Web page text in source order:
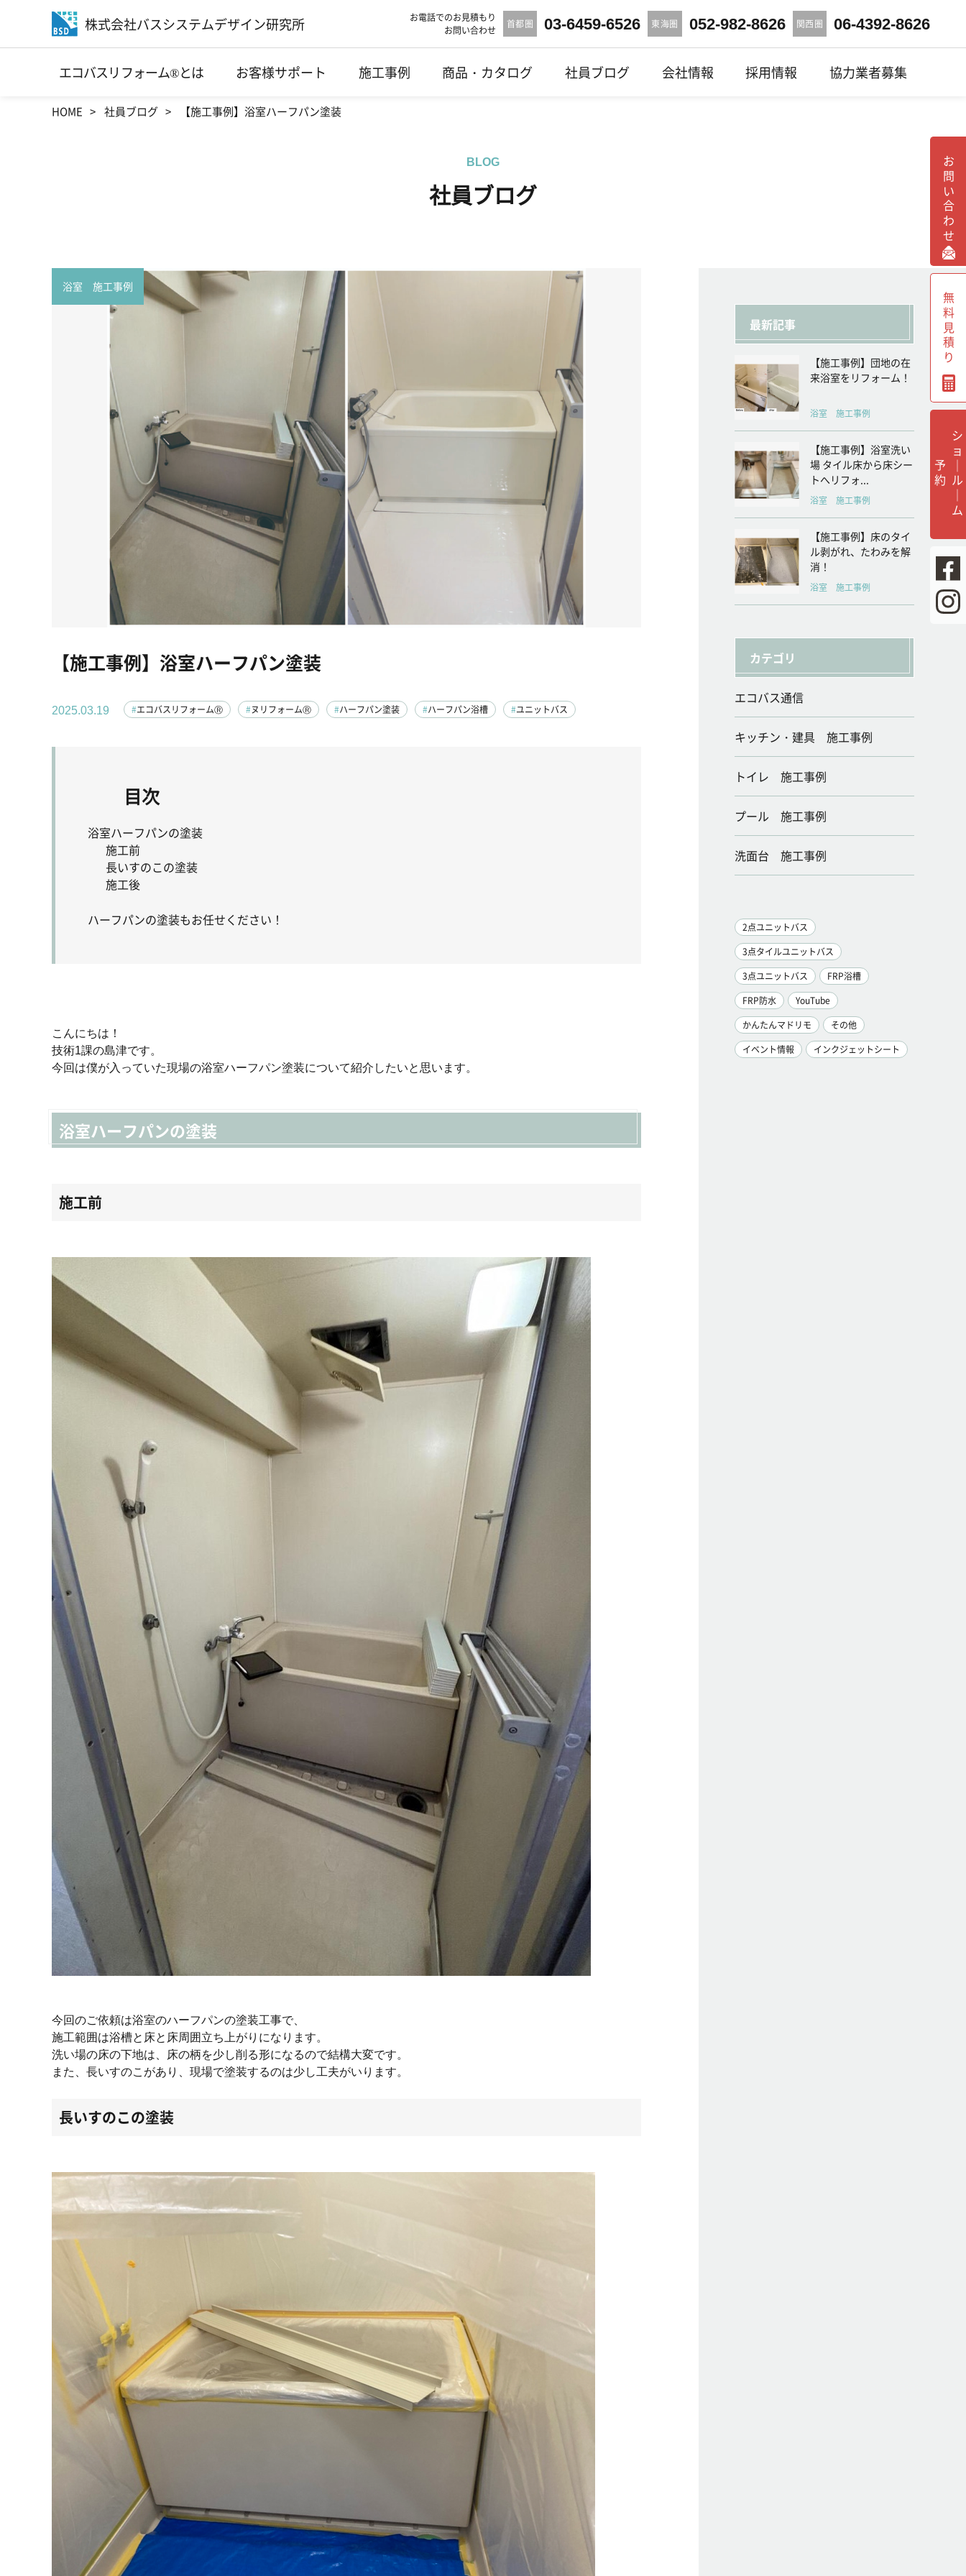
株式会社バスシステムデザイン研究所
エコバスリフォーム®とは お客様サポート 施工事例 商品・カタログ 社員ブログ 会社情報 採用情報 協力業者募集
お電話でのお見積もり
お問い合わせ
首都圏 03-6459-6526 東海圏 052-982-8626 関西圏 06-4392-8626
HOME 社員ブログ 【施工事例】浴室ハーフパン塗装
BLOG
社員ブログ
浴室 施工事例
【施工事例】浴室ハーフパン塗装
2025.03.19 エコバスリフォームⓇ ヌリフォームⓇ ハーフパン塗装 ハーフパン浴槽 ユニットバス
目次
浴室ハーフパンの塗装
施工前
長いすのこの塗装
施工後
ハーフパンの塗装もお任せください！
こんにちは！
技術1課の島津です。
今回は僕が入っていた現場の浴室ハーフパン塗装について紹介したいと思います。
浴室ハーフパンの塗装
施工前
今回のご依頼は浴室のハーフパンの塗装工事で、
施工範囲は浴槽と床と床周囲立ち上がりになります。
洗い場の床の下地は、床の柄を少し削る形になるので結構大変です。
また、長いすのこがあり、現場で塗装するのは少し工夫がいります。
長いすのこの塗装
最新記事
【施工事例】団地の在
来浴室をリフォーム！
浴室 施工事例
【施工事例】浴室洗い
場 タイル床から床シー
トへリフォ...
浴室 施工事例
【施工事例】床のタイ
ル剥がれ、たわみを解
消！
浴室 施工事例
カテゴリ
エコバス通信
キッチン・建具 施工事例
トイレ 施工事例
プール 施工事例
洗面台 施工事例
2点ユニットバス
3点タイルユニットバス
3点ユニットバス
FRP浴槽
FRP防水
YouTube
かんたんマドリモ
その他
イベント情報
インクジェットシート
お問い合わせ
無料見積り
シ
ョ
｜ ル
｜
ム
予
約